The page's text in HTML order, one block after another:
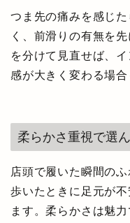
つま先の痛みを感じ
く、前滑りの有無を
を分けて見直せば、
感が大きく変わる場合
柔らかさ重視で選
店頭で履いた瞬間の
歩いたときに足元が
ます。柔らかさは魅